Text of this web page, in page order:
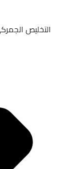
التخليص